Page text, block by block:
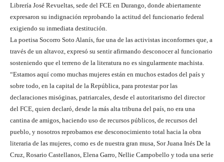
Librería José Revueltas, sede del FCE en Durango, donde abiertamente
expresaron su indignación reprobando la actitud del funcionario federal
exigiendo su inmediata destitución.
La poetisa Socorro Soto Alanís, fue una de las activistas inconformes que, a
través de un altavoz, expresó su sentir afirmando desconocer al funcionario
sosteniendo que el terreno de la literatura no es singularmente machista.
“Estamos aquí como muchas mujeres están en muchos estados del país y
sobre todo, en la capital de la República, para protestar por las
declaraciones misóginas, patriarcales, desde el autoritarismo del director
del FCE, quien declaró, desde la más alta tribuna del país, no era una
cantina de amigos, haciendo uso de recursos públicos, de recursos del
pueblo, y nosotros reprobamos ese desconocimiento total hacia la obra
literaria de las mujeres, como es de nuestra gran musa, Sor Juana Inés De la
Cruz, Rosario Castellanos, Elena Garro, Nellie Campobello y toda una serie